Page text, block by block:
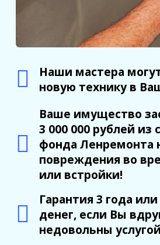
Наши мастера
новую технику в
Ваше имущество
3 000 000 рублей из
фонда Ленремонта
повреждения во
или встройки!
Гарантия 3 года
денег, если Вы
недовольны